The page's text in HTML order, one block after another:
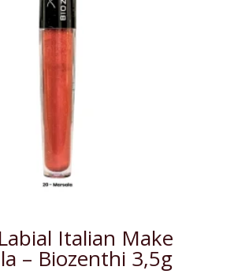
Italian Make
– Biozenthi 3,5g